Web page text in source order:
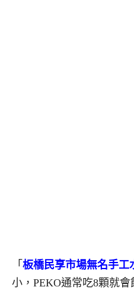
「 板橋民享市場無名手工
小，PEKO通常吃8顆就